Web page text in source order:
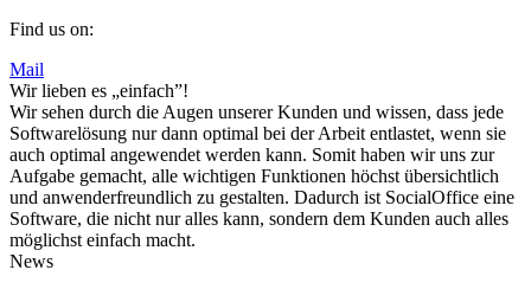
Find us on:
Mail
Wir lieben es „einfach”!
Wir sehen durch die Augen unserer Kunden und wissen, dass jede
Softwarelösung nur dann optimal bei der Arbeit entlastet, wenn sie
auch optimal angewendet werden kann. Somit haben wir uns zur
Aufgabe gemacht, alle wichtigen Funktionen höchst übersichtlich
und anwenderfreundlich zu gestalten. Dadurch ist SocialOffice eine
Software, die nicht nur alles kann, sondern dem Kunden auch alles
möglichst einfach macht.
News